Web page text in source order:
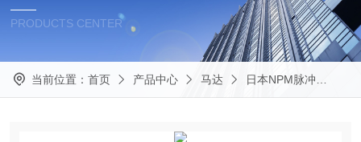
PRODUCTS CENTER
当前位置： 首页 产品中心 马达 日本NPM脉冲